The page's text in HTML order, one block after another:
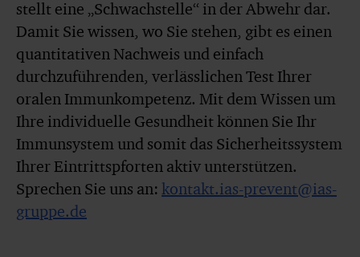
stellt eine „Schwachstelle“ in der Abwehr dar.
Damit Sie wissen, wo Sie stehen, gibt es einen
quantitativen Nachweis und einfach
durchzuführenden, verlässlichen Test Ihrer
oralen Immunkompetenz. Mit dem Wissen um
Ihre individuelle Gesundheit können Sie Ihr
Immunsystem und somit das Sicherheitssystem
Ihrer Eintrittspforten aktiv unterstützen.
Sprechen Sie uns an: kontakt.ias-prevent@ias-
gruppe.de